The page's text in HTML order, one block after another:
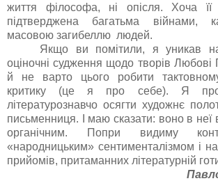
життя філософа, ні опісля. Хоча її
підтверджена багатьма війнами,
масовою загибеллю людей.
Якщо ви помітили, я уникав
оціночні судження щодо творів
й не варто цього робити
критику (це я про себе). Я
літературознавчо осягти художнє
письменниця. І маю сказати: воно в неї
органічним. Попри видиму
«народницьким» сентименталізмом і
прийомів, притаманних літературній